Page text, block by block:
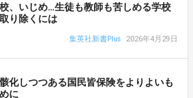
、いじめ…生徒も教師も苦しめる学校
り除くには
集英社新書Plus 2026年4月29日
骸化しつつある国民皆保険をよりよいも
に